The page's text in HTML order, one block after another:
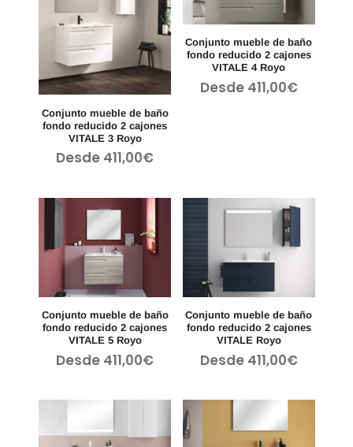
Conjunto mueble de baño
fondo reducido 2 cajones
VITALE 3 Royo
Desde 411,00€
Conjunto mueble de baño
fondo reducido 2 cajones
VITALE 4 Royo
Desde 411,00€
Conjunto mueble de baño
fondo reducido 2 cajones
VITALE 5 Royo
Desde 411,00€
Conjunto mueble de baño
fondo reducido 2 cajones
VITALE Royo
Desde 411,00€